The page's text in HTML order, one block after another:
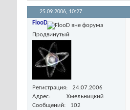
25.09.2006, 10:27
FlooD
Продвинутый
Регистрация
24.07.2006
Адрес
Хмельницкий
Сообщений
102